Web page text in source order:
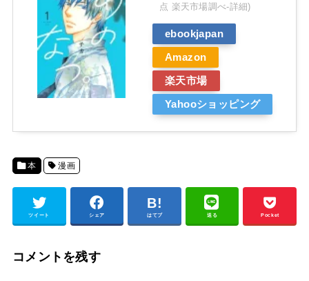
点 楽天市場調べ-詳細)
ebookjapan
Amazon
楽天市場
Yahooショッピング
本 漫画
ツイート シェア はてブ 送る Pocket
コメントを残す